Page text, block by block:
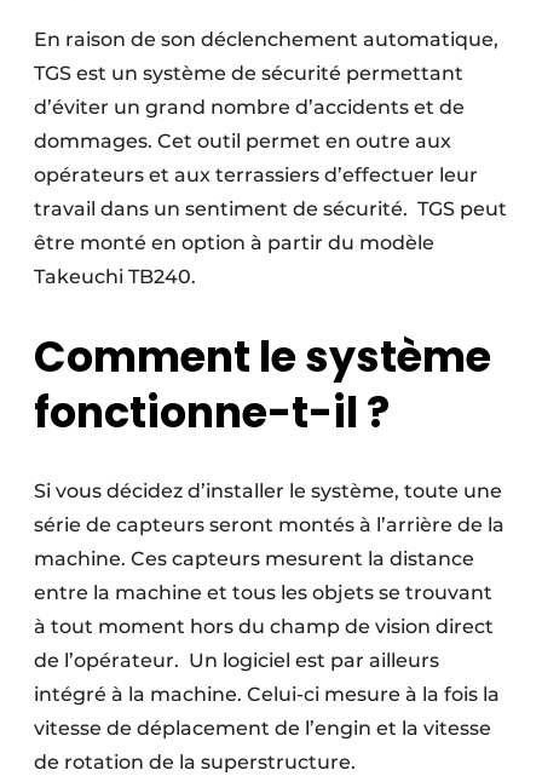
En raison de son déclenchement automatique,
TGS est un système de sécurité permettant
d’éviter un grand nombre d’accidents et de
dommages. Cet outil permet en outre aux
opérateurs et aux terrassiers d’effectuer leur
travail dans un sentiment de sécurité. TGS peut
être monté en option à partir du modèle
Takeuchi TB240.
Comment le système
fonctionne-t-il ?
Si vous décidez d’installer le système, toute une
série de capteurs seront montés à l’arrière de la
machine. Ces capteurs mesurent la distance
entre la machine et tous les objets se trouvant
à tout moment hors du champ de vision direct
de l’opérateur. Un logiciel est par ailleurs
intégré à la machine. Celui-ci mesure à la fois la
vitesse de déplacement de l’engin et la vitesse
de rotation de la superstructure.